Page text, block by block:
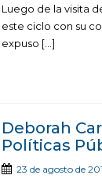
Luego de la visita
este ciclo con su
expuso […]
Deborah
Políticas
23 de agosto de